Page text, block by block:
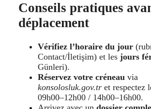
Conseils pratiques
déplacement
Vérifiez l’horaire du jour
Contact/İletişim) et les jours
Günleri).
Réservez votre créneau via
konsolosluk.gov.tr et respectez
09h00–12h00 / 14h00–16h00.